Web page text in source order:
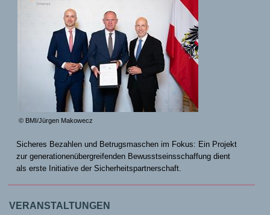
© BMI/Jürgen Makowecz
Sicheres Bezahlen und Betrugsmaschen im Fokus: Ein Projekt
zur generationenübergreifenden Bewusstseinsschaffung dient
als erste Initiative der Sicherheitspartnerschaft.
VERANSTALTUNGEN